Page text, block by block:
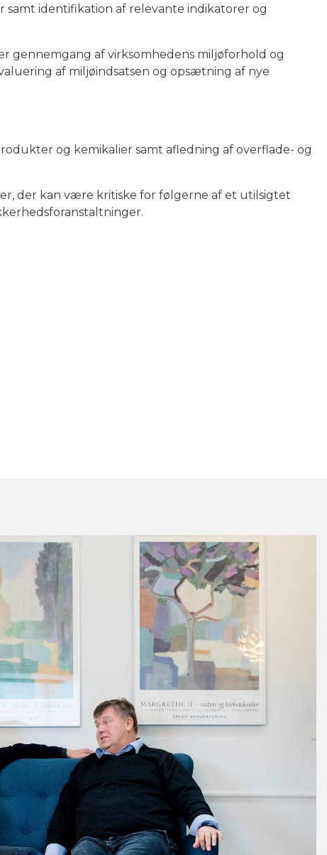
identifikation af relevante indikatorer og
gennemgang af virksomhedens miljøforhold og
af miljøindsatsen og opsætning af nye
og kemikalier samt afledning af overflade- og
der kan være kritiske for følgerne af et utilsigtet